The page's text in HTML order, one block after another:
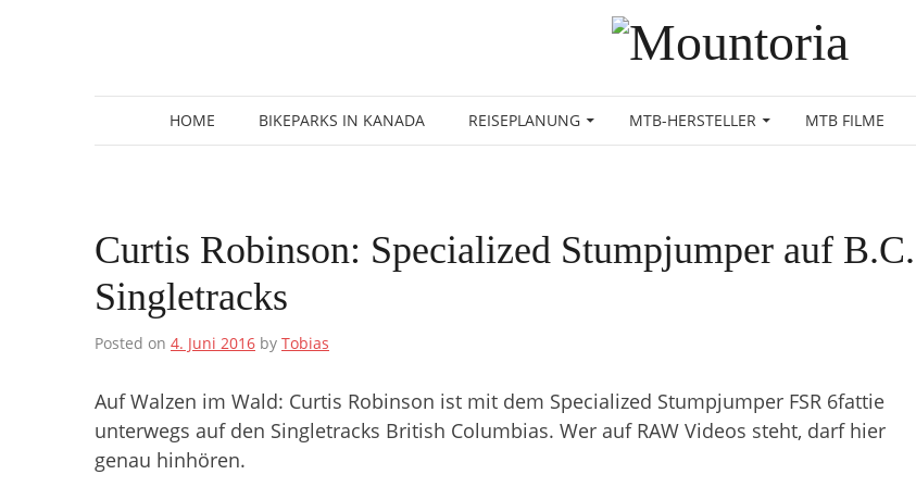
HOME BIKEPARKS IN KANADA REISEPLANUNG MTB-HERSTELLER MTB FILME
Curtis Robinson: Specialized Stumpjumper auf B.C.
Singletracks
Posted on 4. Juni 2016 by Tobias
Auf Walzen im Wald: Curtis Robinson ist mit dem Specialized Stumpjumper FSR 6fattie
unterwegs auf den Singletracks British Columbias. Wer auf RAW Videos steht, darf hier
genau hinhören.